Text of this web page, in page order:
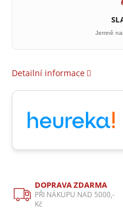
Jemně
Detailní informace
DOPRAVA ZDARMA
PŘI NÁKUPU NAD 5000,-
Kč